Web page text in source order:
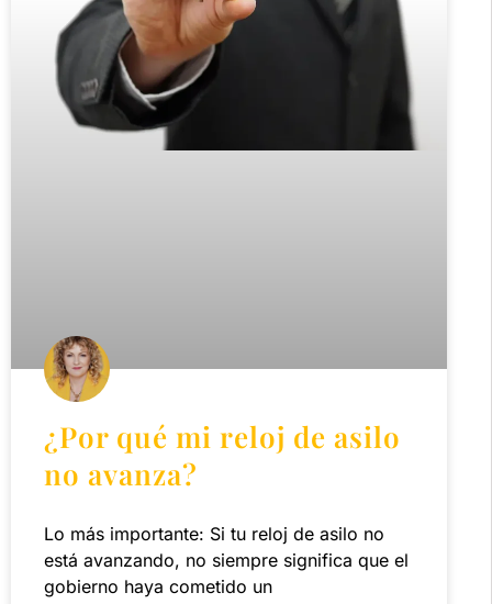
¿Por qué mi reloj de asilo
no avanza?
Lo más importante: Si tu reloj de asilo no
está avanzando, no siempre significa que el
gobierno haya cometido un